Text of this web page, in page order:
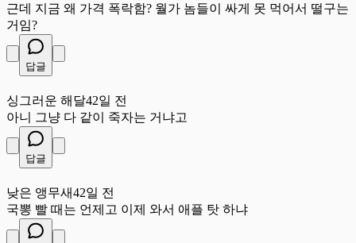
근데 지금 왜 가격 폭락함? 월가 놈들이 싸게 못 먹어서 떨구는
거임?
답글
싱그러운 해달42일 전
아니 그냥 다 같이 죽자는 거냐고
답글
낮은 앵무새42일 전
국뽕 빨 때는 언제고 이제 와서 애플 탓 하냐